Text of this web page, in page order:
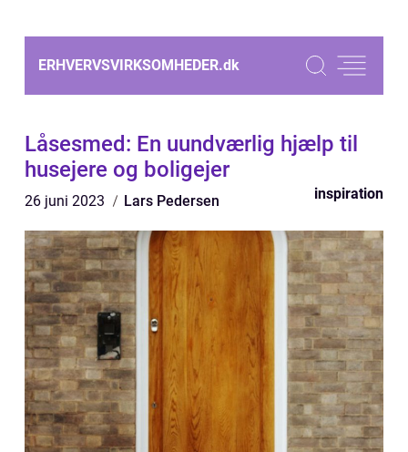
ERHVERVSVIRKSOMHEDER.dk
Låsesmed: En uundværlig hjælp til
husejere og boligejer
26 juni 2023 Lars Pedersen inspiration